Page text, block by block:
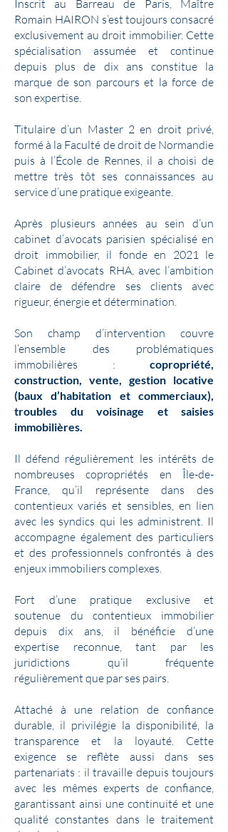
Inscrit au Barreau de Paris, Maître
Romain HAIRON s’est toujours consacré
exclusivement au droit immobilier. Cette
spécialisation assumée et continue
depuis plus de dix ans constitue la
marque de son parcours et la force de
son expertise.
Titulaire d’un Master 2 en droit privé,
formé à la Faculté de droit de Normandie
puis à l’École de Rennes, il a choisi de
mettre très tôt ses connaissances au
service d’une pratique exigeante.
Après plusieurs années au sein d’un
cabinet d’avocats parisien spécialisé en
droit immobilier, il fonde en 2021 le
Cabinet d’avocats RHA, avec l’ambition
claire de défendre ses clients avec
rigueur, énergie et détermination.
Son champ d’intervention couvre
l’ensemble des problématiques
immobilières : copropriété,
construction, vente, gestion locative
(baux d’habitation et commerciaux),
troubles du voisinage et saisies
immobilières.
Il défend régulièrement les intérêts de
nombreuses copropriétés en Île-de-
France, qu’il représente dans des
contentieux variés et sensibles, en lien
avec les syndics qui les administrent. Il
accompagne également des particuliers
et des professionnels confrontés à des
enjeux immobiliers complexes.​​
Fort d’une pratique exclusive et
soutenue du contentieux immobilier
depuis dix ans, il bénéficie d’une
expertise reconnue, tant par les
juridictions qu’il fréquente
régulièrement que par ses pairs.
Attaché à une relation de confiance
durable, il privilégie la disponibilité, la
transparence et la loyauté. Cette
exigence se reflète aussi dans ses
partenariats : il travaille depuis toujours
avec les mêmes experts de confiance,
garantissant ainsi une continuité et une
qualité constantes dans le traitement